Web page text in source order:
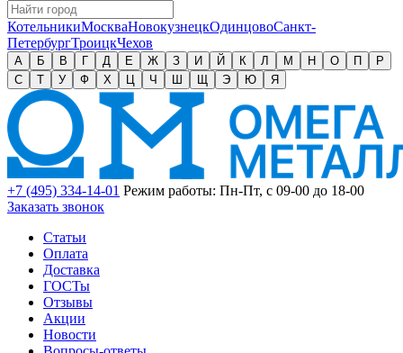
КотельникиМоскваНовокузнецкОдинцовоСанкт-
ПетербургТроицкЧехов
А Б В Г Д Е Ж З И Й К Л М Н О П
Р
С
Т У Ф Х Ц Ч Ш Щ Э Ю Я
+7 (495) 334-14-01 Режим работы: Пн-Пт, с 09-00 до 18-00
Заказать звонок
Статьи
Оплата
Доставка
ГОСТы
Отзывы
Акции
Новости